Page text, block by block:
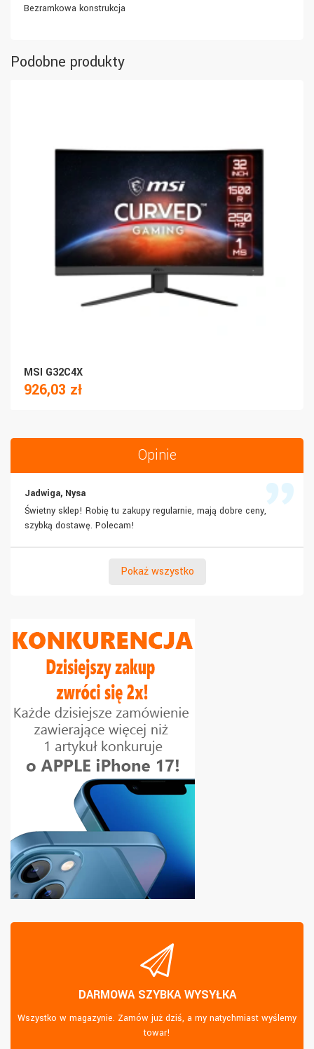
Bezramkowa konstrukcja
Podobne produkty
MSI G32C4X
926,03 zł
Opinie
Jadwiga, Nysa
Świetny sklep! Robię tu zakupy regularnie, mają dobre ceny,
szybką dostawę. Polecam!
Pokaż wszystko
DARMOWA SZYBKA WYSYŁKA
Wszystko w magazynie. Zamów już dziś, a my natychmiast wyślemy
towar!